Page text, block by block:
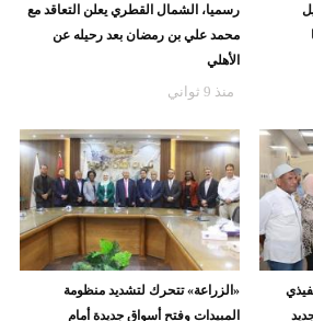
رسميا، الشمال القطري يعلن التعاقد مع
محمد علي بن رمضان بعد رحيله عن
الأهلي
منذ 9 ثواني
«الزراعة» تتحرك لتشديد منظومة
المبيدات وفتح أسواق جديدة أمام